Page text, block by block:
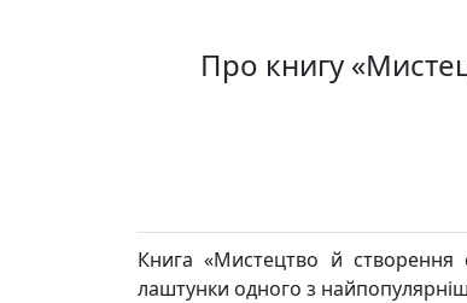
Про книгу
Книга «Мистецтво й створення
лаштунки одного з